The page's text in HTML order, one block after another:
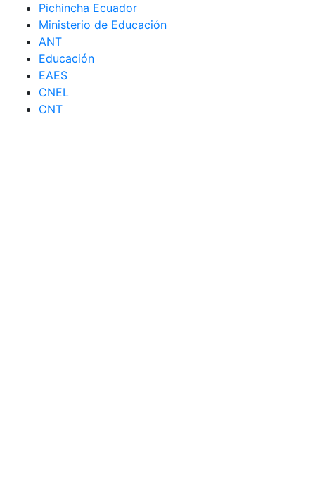
Pichincha Ecuador
Ministerio de Educación
ANT
Educación
EAES
CNEL
CNT